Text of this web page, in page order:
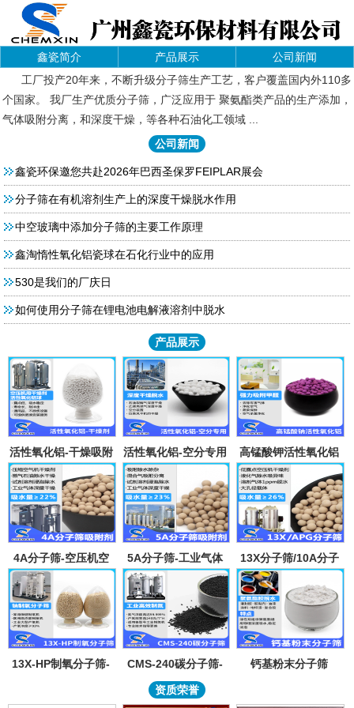
鑫瓷简介 产品展示
公司新闻
工厂投产20年来，不断升级分子筛生产工艺，客户覆盖国内外110多
个国家。 我厂生产优质分子筛，广泛应用于 聚氨酯类产品的生产添加，
气体吸附分离，和深度干燥，等各种石油化工领域 ...
公司新闻
鑫瓷环保邀您共赴2026年巴西圣保罗FEIPLAR展会
分子筛在有机溶剂生产上的深度干燥脱水作用
中空玻璃中添加分子筛的主要工作原理
鑫淘惰性氧化铝瓷球在石化行业中的应用
530是我们的厂庆日
如何使用分子筛在锂电池电解液溶剂中脱水
产品展示
活性氧化铝-干燥吸附
活性氧化铝-空分专用
吸附剂
高锰酸钾活性氧化铝
4A分子筛-空压机空
气气体吸水干燥颗粒-
溶剂试剂深度除水分
子筛吸附球
5A分子筛-工业气体
吸附纯化-溶剂深度除
水-混合气吸附分离
13X分子筛/10A分子
筛-lpglng燃气干燥除
异味除杂-空气低露点
干燥
13X-HP制氧分子筛-
筛95氧浓度-制氧钠分
CMS-240碳分子筛-
工业制氮机吸附剂炭
分子筛-99.999%浓度
钙基粉末分子筛
资质荣誉